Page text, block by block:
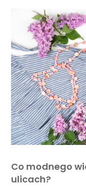
Co modnego
ulicach?